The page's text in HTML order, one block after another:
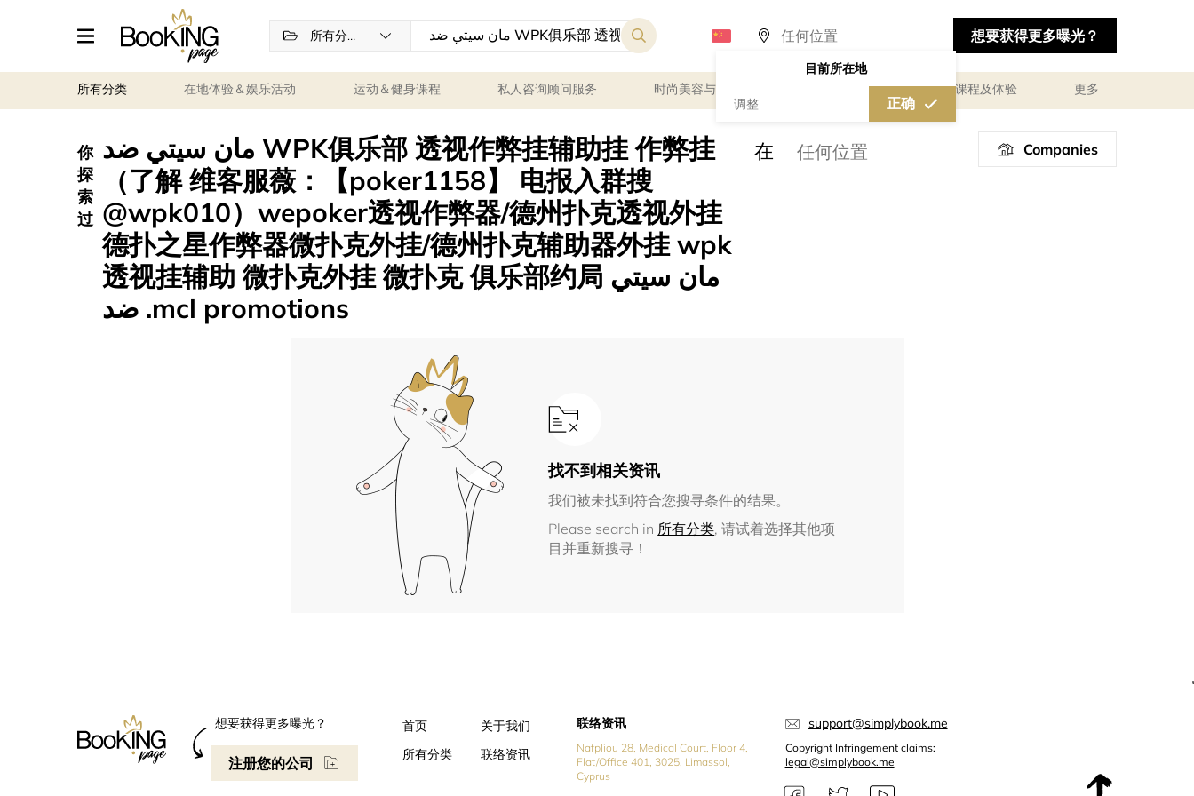
所有分类
目前所在地
调整 正确
想要获得更多曝光？
所有分类 在地体验＆娱乐活动 运动＆健身课程 私人咨询顾问服务 时尚美容与健康 私人咨询顾问服务 课程及体验 更多
你
探
索
过
مان سيتي ضد WPK俱乐部 透视作弊挂辅助挂 作弊挂
（了解 维客服薇：【poker1158】 电报入群搜
@wpk010）wepoker透视作弊器/德州扑克透视外挂
德扑之星作弊器微扑克外挂/德州扑克辅助器外挂 wpk
透视挂辅助 微扑克外挂 微扑克 俱乐部约局 مان سيتي
ضد .mcl promotions
在 Companies
找不到相关资讯
我们被未找到符合您搜寻条件的结果。
Please search in 所有分类, 请试着选择其他项
目并重新搜寻！
想要获得更多曝光？
注册您的公司
首页
关于我们
所有分类
联络资讯
联络资讯
Nafpliou 28, Medical Court, Floor 4,
Flat/Office 401, 3025, Limassol,
Cyprus
support@simplybook.me
Copyright Infringement claims:
legal@simplybook.me